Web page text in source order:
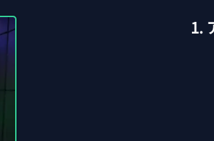
​1.